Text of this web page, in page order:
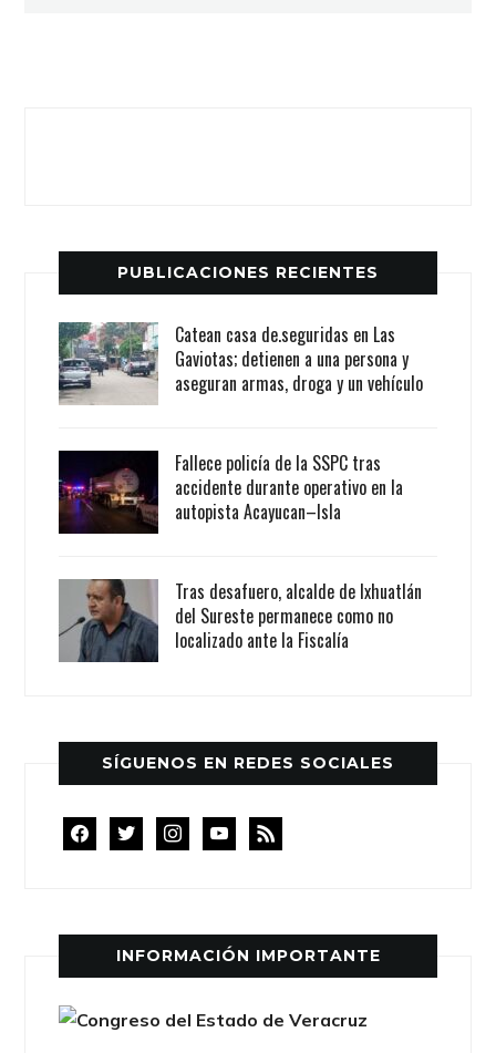
PUBLICACIONES RECIENTES
Catean casa de.seguridas en Las
Gaviotas; detienen a una persona y
aseguran armas, droga y un vehículo
Fallece policía de la SSPC tras
accidente durante operativo en la
autopista Acayucan–Isla
Tras desafuero, alcalde de Ixhuatlán
del Sureste permanece como no
localizado ante la Fiscalía
SÍGUENOS EN REDES SOCIALES
facebooktwitterinstagramyoutube
rss
INFORMACIÓN IMPORTANTE